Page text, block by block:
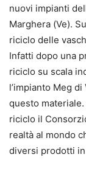
nuovi impianti
Marghera (Ve).
riciclo delle
Infatti dopo una
riciclo su scala
l’impianto Meg
questo
riciclo il
realtà al mondo
diversi prodotti